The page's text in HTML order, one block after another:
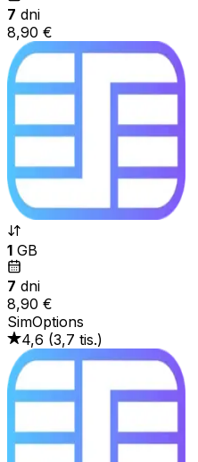
7 dni
8,90 €
1 GB
7 dni
8,90 €
SimOptions
4,6 (3,7 tis.)